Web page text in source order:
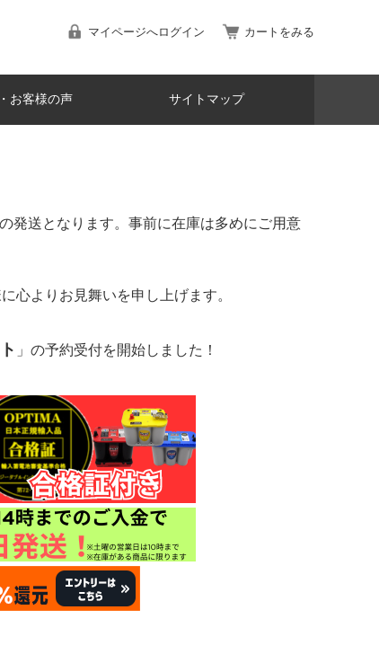
マイページへログイン カートをみる
お客様の声 サイトマップ
発送となります。事前に在庫は多めにご用意
心よりお見舞いを申し上げます。
」の予約受付を開始しました！